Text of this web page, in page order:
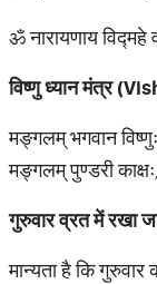
ॐ नारायणाय विद्महे
विष्णुध्यानमंत्र
मङ्गलम् भगवान
मङ्गलम् पुण्डरी
गुरुवारव्रतमेंरखा
मान्यता है कि